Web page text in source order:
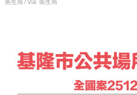
衛生局 / Via 衛生局